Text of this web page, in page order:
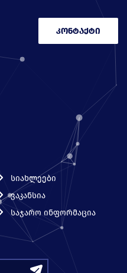
კონტაქტი
სიახლეები
ვაკანსია
საჯარო ინფორმაცია